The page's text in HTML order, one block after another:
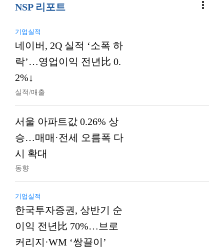
NSP 리포트 more_vert
기업실적
네이버, 2Q 실적 ‘소폭 하
락’…영업이익 전년比 0.
2%↓
실적/매출
서울 아파트값 0.26% 상
승…매매·전세 오름폭 다
시 확대
동향
기업실적
한국투자증권, 상반기 순
이익 전년比 70%…브로
커리지·WM ‘쌍끌이’